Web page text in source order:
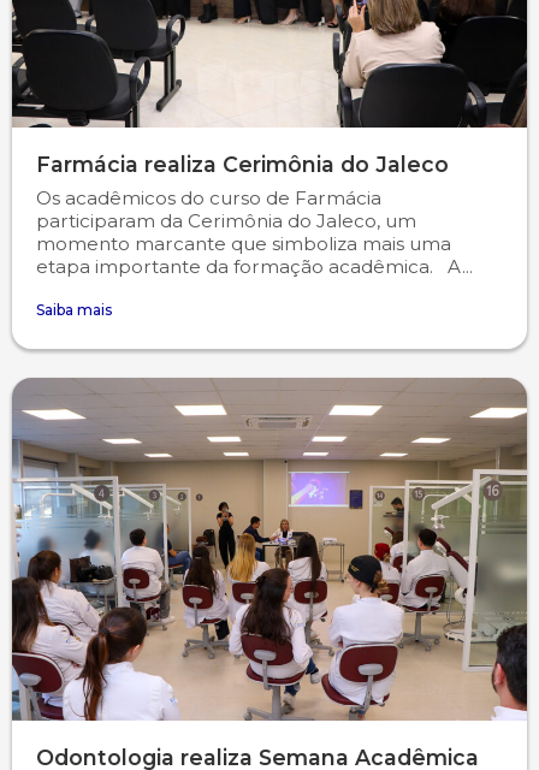
Farmácia realiza Cerimônia do Jaleco
Os acadêmicos do curso de Farmácia
participaram da Cerimônia do Jaleco, um
momento marcante que simboliza mais uma
etapa importante da formação acadêmica. A...
Saiba mais
Odontologia realiza Semana Acadêmica